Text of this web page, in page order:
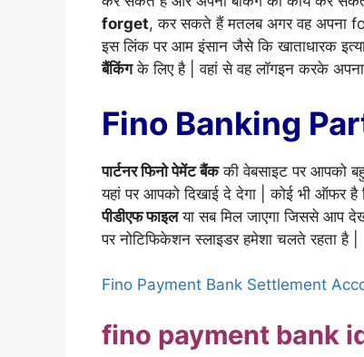
forget, कर सकते हैं मतलब अगर वह अपना
इस लिंक पर आम इंसान जैसे कि खाताधारक
बैंकिंगके लिए है | वहां से वह लॉगइन करके
Fino Banking
पार्टनर फिनो पेमेंट बैंककी वेबसाइट पर आपको
यहां पर आपको दिखाई दे देगा | कोई भी ऑफर
पीडीएफ फाइलया सब मिल जाएगा जिससे आप
पर नोटिफिकेशन स्लाइडर हमेशा चलते रहता है |
Fino Payment Bank Settlement
fino payment bank